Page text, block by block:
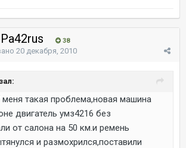
38
20 декабря, 2010
меня такая проблема,новая машина
двигатель умз4216 без
от салона на 50 км.и ремень
и размохрился,поставили